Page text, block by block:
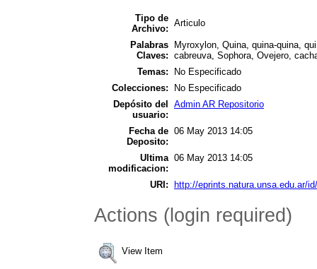
Tipo de
Archivo:
Articulo
Palabras
Claves:
Myroxylon, Quina, quina-quina,
cabreuva, Sophora, Ovejero,
Temas:
No Especificado
Colecciones:
No Especificado
Depósito del
usuario:
Admin AR Repositorio
Fecha de
Deposito:
06 May 2013 14:05
Ultima
modificacion:
06 May 2013 14:05
URI: http://eprints.natura.unsa.edu.ar/
Actions (login required)
View Item